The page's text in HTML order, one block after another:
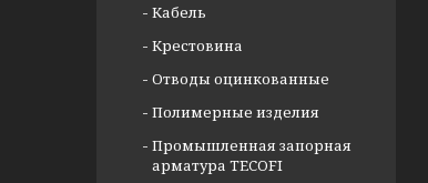
Кабель
Крестовина
Отводы оцинкованные
Полимерные изделия
Промышленная запорная
арматура TECOFI